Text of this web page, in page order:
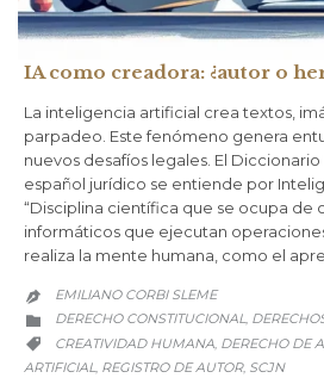
IA como creadora: ¿autor o
La inteligencia artificial crea textos,
parpadeo. Este fenómeno genera
nuevos desafíos legales. El
español jurídico se entiende por
“Disciplina científica que se ocupa de
informáticos que ejecutan
realiza la mente humana, como el
 EMILIANO CORBI SLEME
 CATEGORY
DERECHO CONSTITUCIONAL,
 CATEGORY
CREATIVIDAD HUMANA, DERECHO DE
ARTIFICIAL, REGISTRO DE AUTOR, SCJN